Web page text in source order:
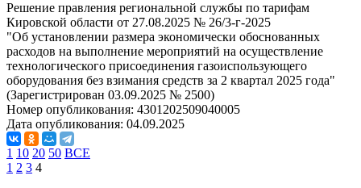
Решение правления региональной службы по тарифам
Кировской области от 27.08.2025 № 26/3-г-2025
"Об установлении размера экономически обоснованных
расходов на выполнение мероприятий на осуществление
технологического присоединения газоиспользующего
оборудования без взимания средств за 2 квартал 2025 года"
(Зарегистрирован 03.09.2025 № 2500)
Номер опубликования: 4301202509040005
Дата опубликования: 04.09.2025
1 10 20 50 ВСЕ
1 2 3 4